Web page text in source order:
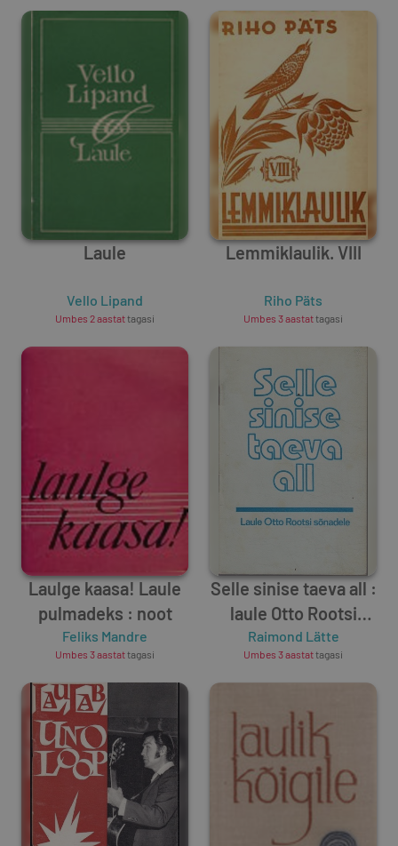
Laule
Vello Lipand
Umbes 2 aastattagasi
Lemmiklaulik. VIII
Riho Päts
Umbes 3 aastattagasi
Laulge kaasa! Laule
pulmadeks : noot
Feliks Mandre
Umbes 3 aastattagasi
Selle sinise taeva all :
laule Otto Rootsi
sõnadele
Raimond Lätte
Umbes 3 aastattagasi